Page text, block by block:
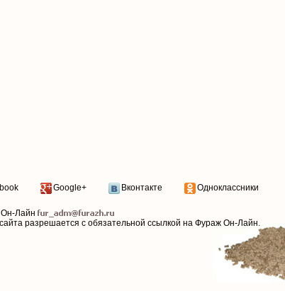
Google+ Вконтакте Одноклассники
Лайн
разрешается с обязательной ссылкой на Фураж Он-Лайн.